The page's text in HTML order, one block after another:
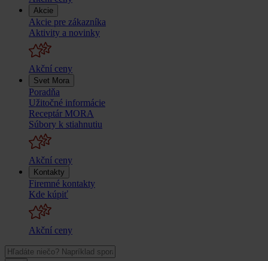
Akcie
Akcie pre zákazníka
Aktivity a novinky
Akční ceny
Svet Mora
Poradňa
Užitočné informácie
Receptár MORA
Súbory k stiahnutiu
Akční ceny
Kontakty
Firemné kontakty
Kde kúpiť
Akční ceny